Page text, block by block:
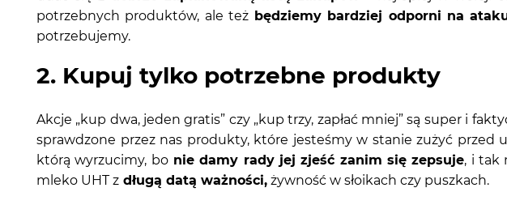
potrzebnych produktów, ale też będziemy bardziej odporni na
potrzebujemy.
2. Kupuj tylko potrzebne produkty
Akcje „kup dwa, jeden gratis” czy „kup trzy, zapłać mniej” są super i
sprawdzone przez nas produkty, które jesteśmy w stanie zużyć przed
którą wyrzucimy, bonie damy rady jej zjeść zanim się zepsuje, i tak
mleko UHT z długą datą ważności, żywność w słoikach czy puszkach.